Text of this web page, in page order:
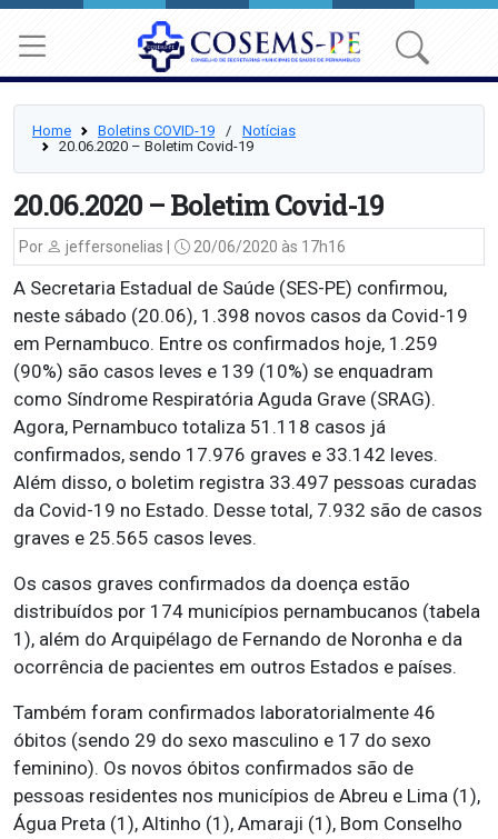
Home Boletins COVID-19 ⠀/⠀ Notícias
20.06.2020 – Boletim Covid-19
20.06.2020 – Boletim Covid-19
Por jeffersonelias | 20/06/2020 às 17h16
A Secretaria Estadual de Saúde (SES-PE) confirmou,
neste sábado (20.06), 1.398 novos casos da Covid-19
em Pernambuco. Entre os confirmados hoje, 1.259
(90%) são casos leves e 139 (10%) se enquadram
como Síndrome Respiratória Aguda Grave (SRAG).
Agora, Pernambuco totaliza 51.118 casos já
confirmados, sendo 17.976 graves e 33.142 leves.
Além disso, o boletim registra 33.497 pessoas curadas
da Covid-19 no Estado. Desse total, 7.932 são de casos
graves e 25.565 casos leves.
Os casos graves confirmados da doença estão
distribuídos por 174 municípios pernambucanos (tabela
1), além do Arquipélago de Fernando de Noronha e da
ocorrência de pacientes em outros Estados e países.
Também foram confirmados laboratorialmente 46
óbitos (sendo 29 do sexo masculino e 17 do sexo
feminino). Os novos óbitos confirmados são de
pessoas residentes nos municípios de Abreu e Lima (1),
Água Preta (1), Altinho (1), Amaraji (1), Bom Conselho